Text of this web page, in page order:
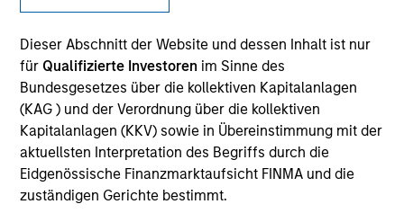
Dieser Abschnitt der Website und dessen Inhalt ist nur
für Qualifizierte Investoren im Sinne des
Bundesgesetzes über die kollektiven Kapitalanlagen
(KAG ) und der Verordnung über die kollektiven
Kapitalanlagen (KKV) sowie in Übereinstimmung mit der
aktuellsten Interpretation des Begriffs durch die
Eidgenössische Finanzmarktaufsicht FINMA und die
zuständigen Gerichte bestimmt.
ARTIKEL
Real Estate Midyear Outlook:
Constructive Amid Fluid Backdrop